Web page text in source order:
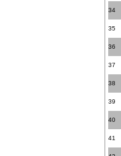
34
35
36
37
38
39
40
41